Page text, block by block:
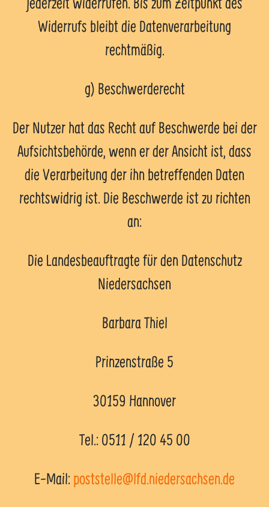
Widerrufs bleibt die Datenverarbeitung
rechtmäßig.
g) Beschwerderecht
Der Nutzer hat das Recht auf Beschwerde bei der
Aufsichtsbehörde, wenn er der Ansicht ist, dass
die Verarbeitung der ihn betreffenden Daten
rechtswidrig ist. Die Beschwerde ist zu richten
an:
Die Landesbeauftragte für den Datenschutz
Niedersachsen
Barbara Thiel
Prinzenstraße 5
30159 Hannover
Tel.: 0511 / 120 45 00
E-Mail:poststelle@lfd.niedersachsen.de